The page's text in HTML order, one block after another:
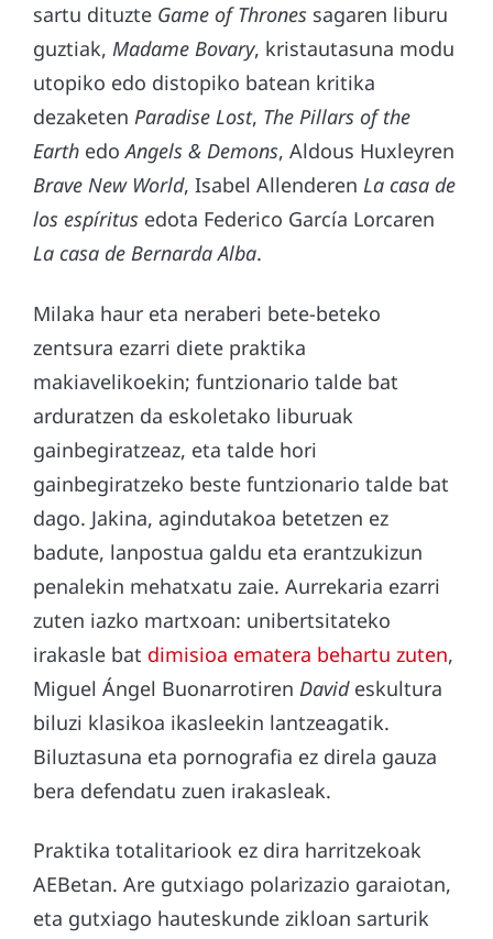
sartu dituzte Game of Thrones sagaren liburu
guztiak, Madame Bovary, kristautasuna modu
utopiko edo distopiko batean kritika
dezaketen Paradise Lost, The Pillars of the
Earth edoAngels & Demons, Aldous Huxleyren
Brave New World, Isabel Allenderen La casa de
los espíritus edota Federico García Lorcaren
La casa de Bernarda Alba.
Milaka haur eta neraberi bete-beteko
zentsura ezarri diete praktika
makiavelikoekin; funtzionario talde bat
arduratzen da eskoletako liburuak
gainbegiratzeaz, eta talde hori
gainbegiratzeko beste funtzionario talde bat
dago. Jakina, agindutakoa betetzen ez
badute, lanpostua galdu eta erantzukizun
penalekin mehatxatu zaie. Aurrekaria ezarri
zuten iazko martxoan: unibertsitateko
irakasle bat dimisioa ematera behartu zuten,
Miguel Ángel Buonarrotiren Davideskultura
biluzi klasikoa ikasleekin lantzeagatik.
Biluztasuna eta pornografia ez direla gauza
bera defendatu zuen irakasleak.
Praktika totalitariook ez dira harritzekoak
AEBetan. Are gutxiago polarizazio garaiotan,
eta gutxiago hauteskunde zikloan sarturik